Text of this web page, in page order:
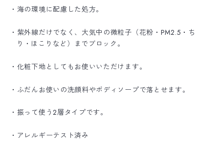
・海の環境に配慮した処方。
・紫外線だけでなく、大気中の微粒子（花粉・PM2.5・ち
り・ほこりなど）までブロック。
・化粧下地としてもお使いいただけます。
・ふだんお使いの洗顔料やボディソープで落とせます。
・振って使う2層タイプです。
・アレルギーテスト済み